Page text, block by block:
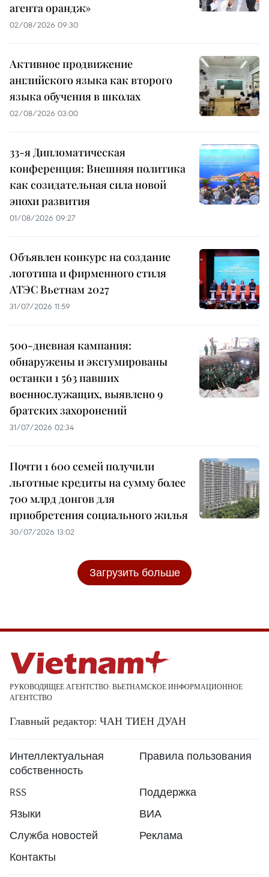
агента орандж»
02/08/2026 09:30
Активное продвижение
английского языка как второго
языка обучения в школах
02/08/2026 03:00
33-я Дипломатическая
конференция: Внешняя политика
как созидательная сила новой
эпохи развития
01/08/2026 09:27
Объявлен конкурс на создание
логотипа и фирменного стиля
АТЭС Вьетнам 2027
31/07/2026 11:59
500-дневная кампания:
обнаружены и эксгумированы
останки 1 563 павших
военнослужащих, выявлено 9
братских захоронений
31/07/2026 02:34
Почти 1 600 семей получили
льготные кредиты на сумму более
700 млрд донгов для
приобретения социального жилья
30/07/2026 13:02
Загрузить больше
РУКОВОДЯЩЕЕ АГЕНТСТВО: ВЬЕТНАМСКОЕ ИНФОРМАЦИОННОЕ
АГЕНТСТВО
Главный редактор: ЧАН ТИЕН ДУАН
Интеллектуальная
собственность
Правила пользования
RSS
Поддержка
Языки
ВИА
Служба новостей
Реклама
Контакты